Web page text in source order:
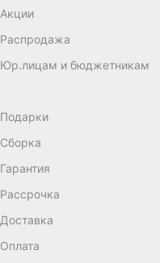
Акции
Распродажа
Юр.лицам и бюджетникам
Подарки
Сборка
Гарантия
Рассрочка
Доставка
Оплата